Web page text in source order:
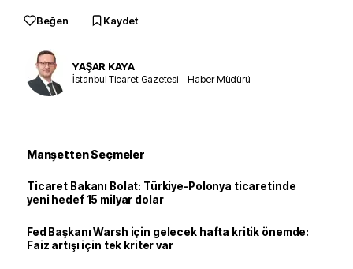
Beğen Kaydet
YAŞAR KAYA
İstanbul Ticaret Gazetesi – Haber Müdürü
Manşetten Seçmeler
Ticaret Bakanı Bolat: Türkiye-Polonya ticaretinde
yeni hedef 15 milyar dolar
Fed Başkanı Warsh için gelecek hafta kritik önemde:
Faiz artışı için tek kriter var